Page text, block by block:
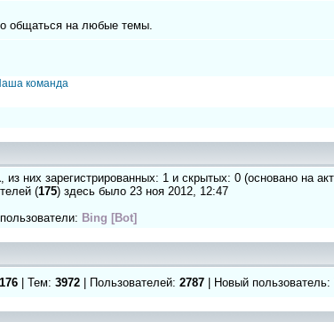
общаться на любые темы.
команда
, из них зарегистрированных: 1 и скрытых: 0 (основано на
(175) здесь было 23 ноя 2012, 12:47
Bing [Bot]
| Тем: 3972 | Пользователей: 2787 | Новый пользователь: